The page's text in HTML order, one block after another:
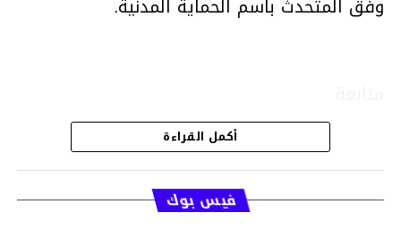
قسم الاخبار
أكمل القراءة
فيس بوك